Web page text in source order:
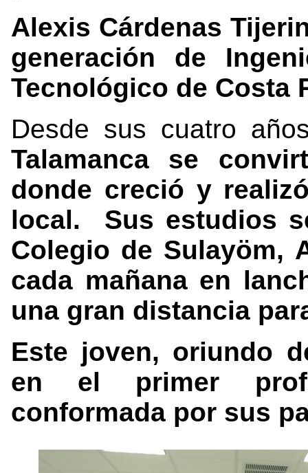
Alexis Cárdenas
generación de
Tecnológico de Costa
Desde sus cuatro
Talamanca se
donde creció y
local.
Sus estudios
Colegio de Sulayöm,
cada mañana en
una gran distancia
Este joven, oriundo
en el primer
conformada por sus